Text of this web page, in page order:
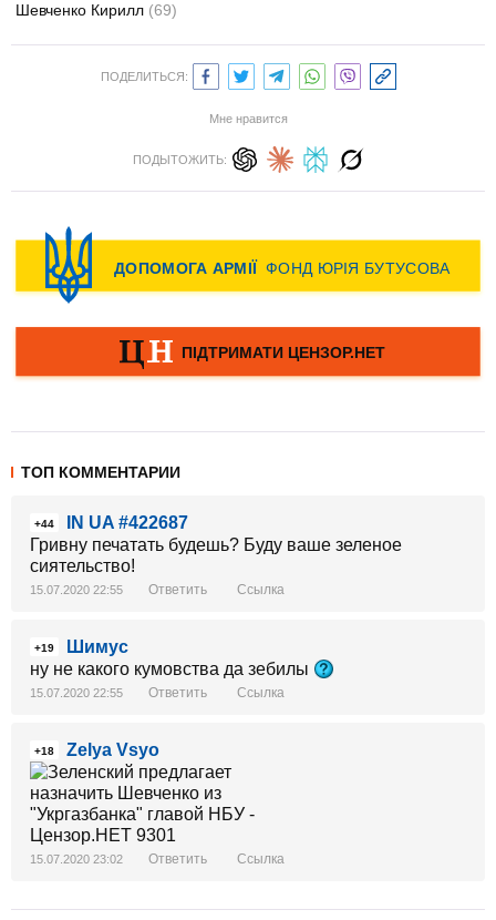
Шевченко Кирилл (69)
ПОДЕЛИТЬСЯ:
Мне нравится
ПОДЫТОЖИТЬ:
ТОП КОММЕНТАРИИ
+44
IN UA #422687
Гривну печатать будешь? Буду ваше зеленое
сиятельство!
15.07.2020 22:55 Ответить Ссылка
+19
Шимус
ну не какого кумовства да зебилы
15.07.2020 22:55 Ответить Ссылка
+18 Zelya Vsyo
15.07.2020 23:02 Ответить Ссылка